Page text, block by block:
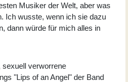
Musiker der Welt, aber was
Ich wusste, wenn ich sie dazu
dann würde für mich alles in
verworrene
"Lips of an Angel" der Band